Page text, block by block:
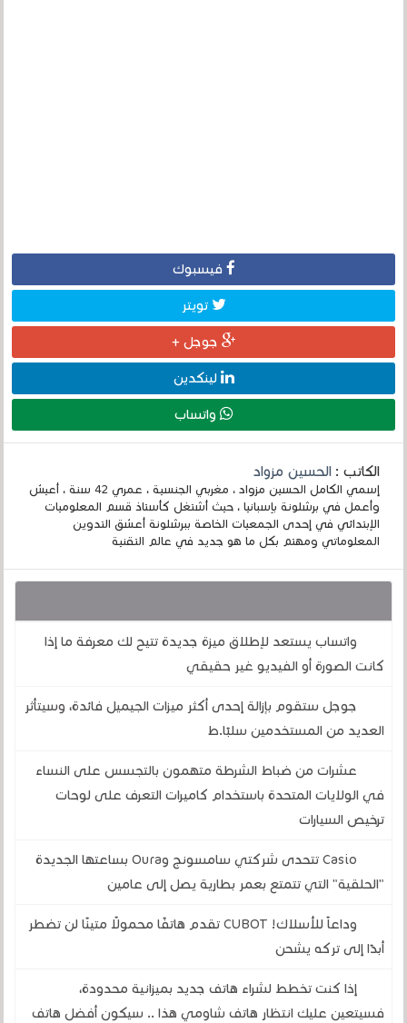
فيسبوك
تويتر
جوجل +
لينكدين
واتساب
الكاتب :الحسين مزواد
إسمي الكامل الحسين مزواد ، مغربي الجنسية ، عمري 42 سنة ، أعيش
وأعمل في برشلونة بإسبانيا ، حيث أشتغل كأستاذ قسم المعلوميات
الإبتدائي في إحدى الجمعيات الخاصة ببرشلونة أعشق التدوين
المعلوماتي ومهتم بكل ما هو جديد في عالم التقنية
واتساب يستعد لإطلاق ميزة جديدة تتيح لك معرفة ما إذا
كانت الصورة أو الفيديو غير حقيقي
جوجل ستقوم بإزالة إحدى أكثر ميزات الجيميل فائدة، وسيتأثر
العديد من المستخدمين سلبًا.ط
عشرات من ضباط الشرطة متهمون بالتجسس على النساء
في الولايات المتحدة باستخدام كاميرات التعرف على لوحات
ترخيص السيارات
Casio تتحدى شركتي سامسونج وOura بساعتها الجديدة
"الحلقية" التي تتمتع بعمر بطارية يصل إلى عامين
وداعاً للأسلاك! CUBOT تقدم هاتفًا محمولًا متينًا لن تضطر
أبدًا إلى تركه يشحن
إذا كنت تخطط لشراء هاتف جديد بميزانية محدودة،
فسيتعين عليك انتظار هاتف شاومي هذا .. سيكون أفضل هاتف